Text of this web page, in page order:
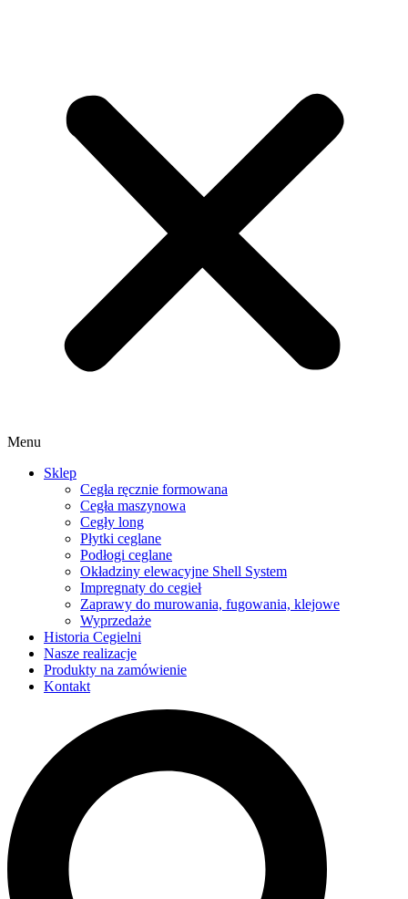
Menu
Sklep
Cegła ręcznie formowana
Cegła maszynowa
Cegły long
Płytki ceglane
Podłogi ceglane
Okładziny elewacyjne Shell System
Impregnaty do cegieł
Zaprawy do murowania, fugowania, klejowe
Wyprzedaże
Historia Cegielni
Nasze realizacje
Produkty na zamówienie
Kontakt